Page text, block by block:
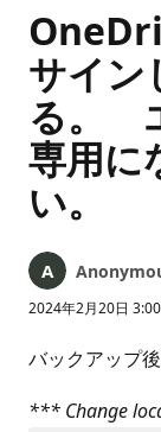
サイン
る。
専用に
い。
2024年2月20日 3:00
バックアップ
*** Change